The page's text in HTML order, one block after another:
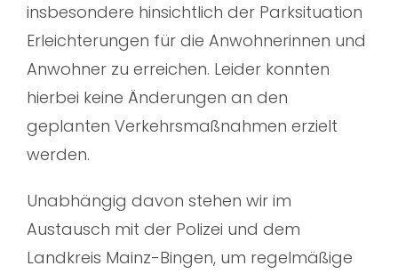
insbesondere hinsichtlich der Parksituation
Erleichterungen für die Anwohnerinnen und
Anwohner zu erreichen. Leider konnten
hierbei keine Änderungen an den
geplanten Verkehrsmaßnahmen erzielt
werden.
Unabhängig davon stehen wir im
Austausch mit der Polizei und dem
Landkreis Mainz-Bingen, um regelmäßige